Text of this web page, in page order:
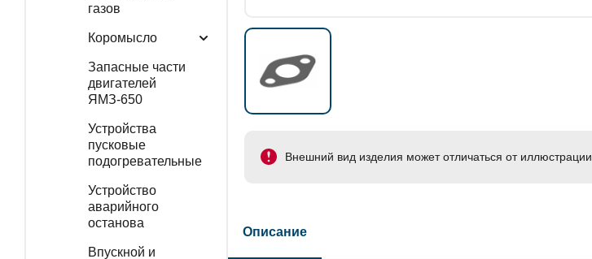
газов
Коромысло
Запасные части
двигателей
ЯМЗ-650
Устройства
пусковые
подогревательные
Устройство
аварийного
останова
Впускной и
Внешний вид изделия может отличаться от иллюстрации
Описание